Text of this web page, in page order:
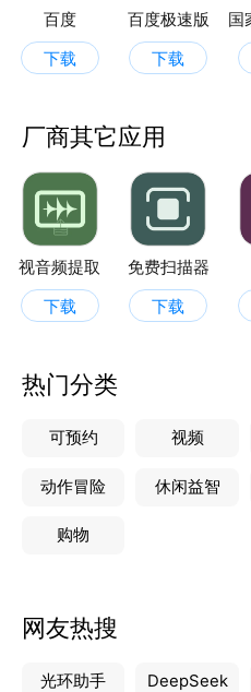
百度
下载
百度极速版
下载
厂商其它应用
视音频提取
下载
免费扫描器
下载
热门分类
可预约 视频
动作冒险 休闲益智
购物
网友热搜
光环助手 DeepSeek